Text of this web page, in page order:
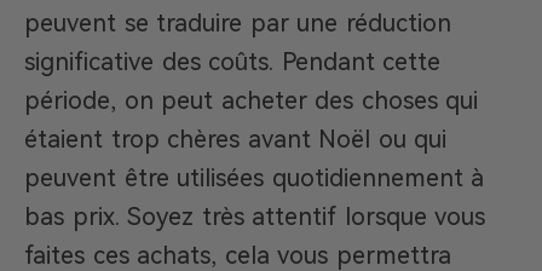
peuvent se traduire par une réduction
significative des coûts. Pendant cette
période, on peut acheter des choses qui
étaient trop chères avant Noël ou qui
peuvent être utilisées quotidiennement à
bas prix. Soyez très attentif lorsque vous
faites ces achats, cela vous permettra